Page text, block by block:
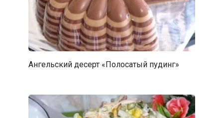
Ангельский десерт «Полосатый пудинг»